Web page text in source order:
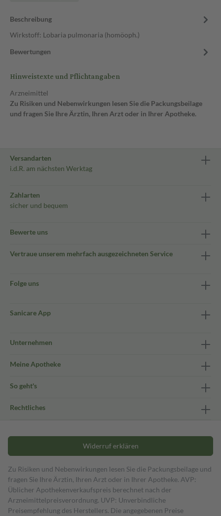
Beschreibung
Wirkstoff: Lobaria pulmonaria (homöoph.)
Bewertungen
Hinweistexte und Pflichtangaben
Arzneimittel
Zu Risiken und Nebenwirkungen lesen Sie die Packungsbeilage
und fragen Sie Ihre Ärztin, Ihren Arzt oder in Ihrer Apotheke.
Versandarten
i.d.R. am nächsten Werktag
Zahlarten
sicher und bequem
Bewerte uns
Vertraue unserem mehrfach ausgezeichneten Service
Folge uns
Sanicare App
Unternehmen
Meine Apotheke
So geht's
Rechtliches
Widerruf erklären
Zu Risiken und Nebenwirkungen lesen Sie die Packungsbeilage und
fragen Sie Ihre Ärztin, Ihren Arzt oder in Ihrer Apotheke. AVP:
Üblicher Apothekenverkaufspreis berechnet nach der
Arzneimittelpreisverordnung. UVP: Unverbindliche
Preisempfehlung des Herstellers. Die angegebenen Preise